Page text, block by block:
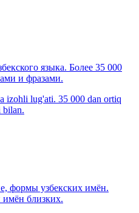
языка. Более 35 000
и фразами.
lug'ati. 35 000 dan ortiq
bilan.
формы узбекских имён.
имён близких.